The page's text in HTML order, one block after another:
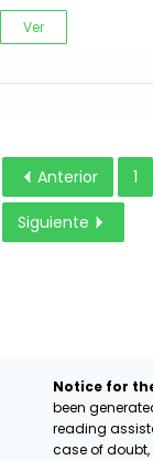
Ver
Anterior 1
Siguiente
Notice for
been
reading
case of